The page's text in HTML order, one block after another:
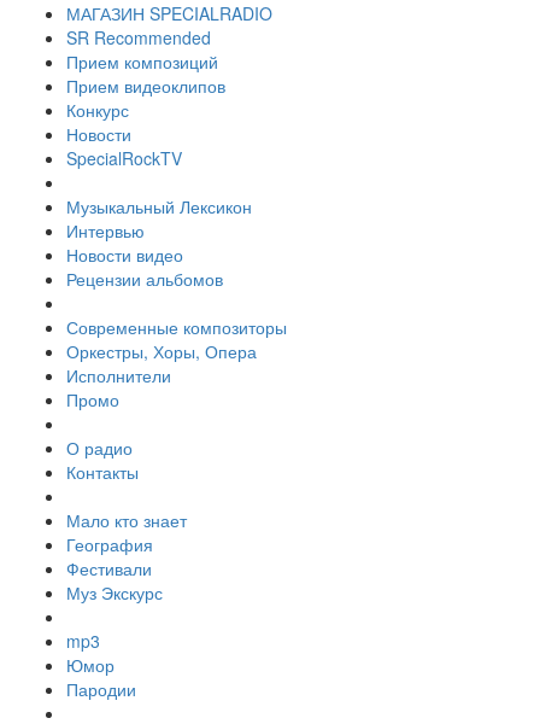
МАГАЗИН SPECIALRADIO
SR Recommended
Прием композиций
Прием видеоклипов
Конкурс
Новости
SpecialRockTV
Музыкальный Лексикон
Интервью
Новости видео
Рецензии альбомов
Современные композиторы
Оркестры, Хоры, Опера
Исполнители
Промо
О радио
Контакты
Мало кто знает
География
Фестивали
Муз Экскурс
mp3
Юмор
Пародии